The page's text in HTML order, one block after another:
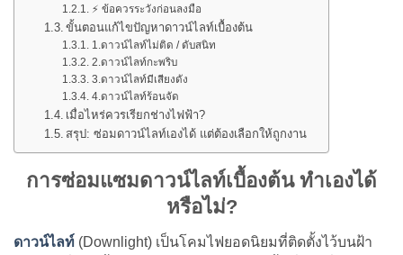
⚡ ข้อควรระวังก่อนลงมือ
ขั้นตอนแก้ไขปัญหาดาวน์ไลท์เบื้องต้น
1.ดาวน์ไลท์ไม่ติด / ดับสนิท
2.ดาวน์ไลท์กะพริบ
3.ดาวน์ไลท์มีเสียงดัง
4.ดาวน์ไลท์ร้อนจัด
เมื่อไหร่ควรเรียกช่างไฟฟ้า?
สรุป: ซ่อมดาวน์ไลท์เองได้ แต่ต้องเลือกให้ถูกงาน
การซ่อมแซมดาวน์ไลท์เบื้องต้น ทำเองได้
หรือไม่?
ดาวน์ไลท์ (Downlight) เป็นโคมไฟยอดนิยมที่ติดตั้งไว้บนฝ้า